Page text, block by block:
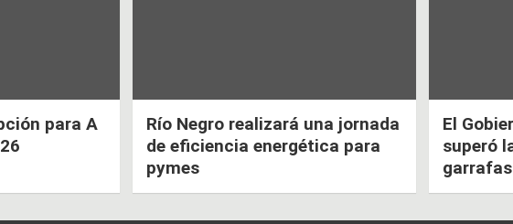
para A
Río Negro realizará una jornada
de eficiencia energética para
pymes
El
superó
garrafas